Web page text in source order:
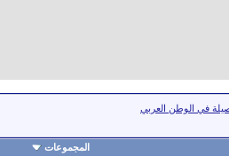
في الوطن العربي
المجموعات